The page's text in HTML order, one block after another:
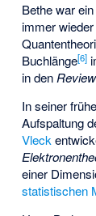
Bethe war
immer
Buchlänge[6]
in den
In seiner
Aufspaltung
Vleck
einer
statistischen